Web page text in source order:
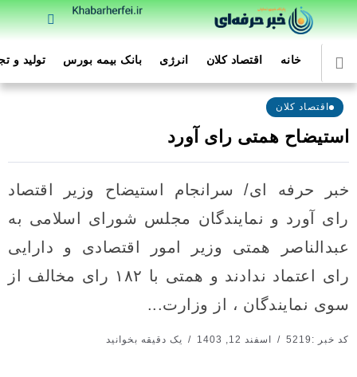
خانه اقتصاد کلان انرژی بانک بیمه بورس تولید و
اقتصاد کلان
استیضاح همتی رای آورد
خبر حرفه ای/ سرانجام استیضاح وزیر اقتصاد
رای آورد و نمایندگان مجلس شورای اسلامی به
عبدالناصر همتی وزیر امور اقتصادی و دارایی
رای اعتماد ندادند و همتی با ۱۸۲ رای مخالف از
سوی نمایندگان ، از وزارت...
کد خبر :5219 اسفند 12, 1403 یک دقیقه بخوانید